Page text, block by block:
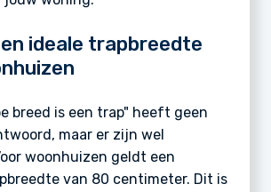
ideale trapbreedte
breed is een trap" heeft geen
maar er zijn wel
woonhuizen geldt een
van 80 centimeter. Dit is